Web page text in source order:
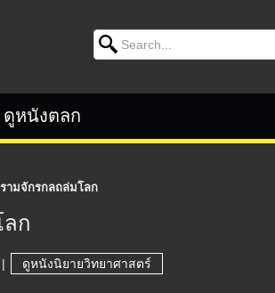
Search for:
ดูหนังตลก
ามจักรกลถล่มโลก
ลก
| ดูหนังนิยายวิทยาศาสตร์